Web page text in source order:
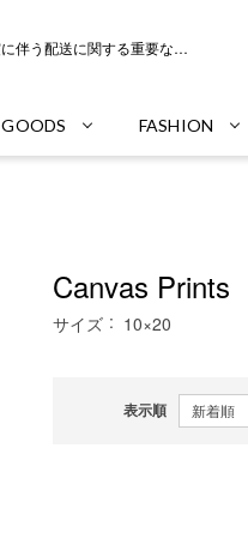
【INFORMATION】令和8年熊本地震に伴う配送に関する重要なお知らせ
GOODS FASHION
Canvas Prints
サイズ 10×20
表示順